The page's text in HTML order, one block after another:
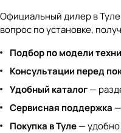
Официальный дилер в Туле
вопрос по установке,
Подбор по модели
Консультации перед
Удобный каталог—
Сервисная поддержка
Покупка в Туле—